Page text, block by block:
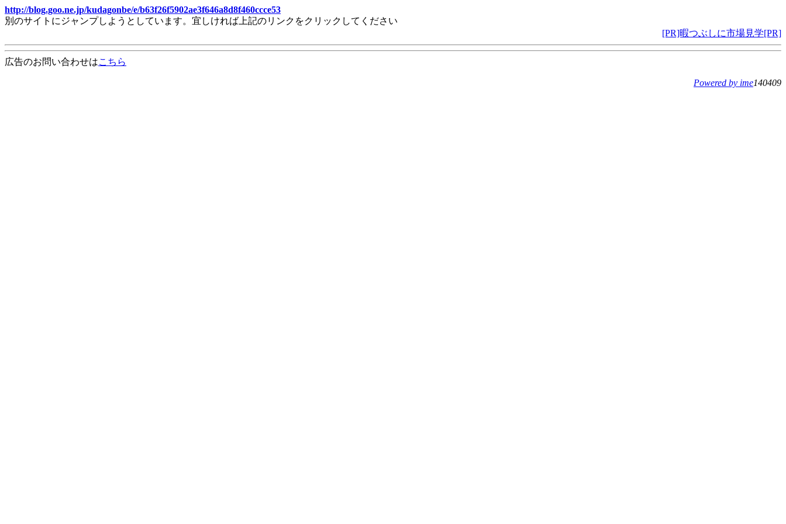
http://blog.goo.ne.jp/kudagonbe/e/b63f26f5902ae3f646a8d8f460ccce53
別のサイトにジャンプしようとしています。宜しければ上記のリンクをクリックしてください
[PR]暇つぶしに市場見学[PR]
広告のお問い合わせはこちら
Powered by ime140409